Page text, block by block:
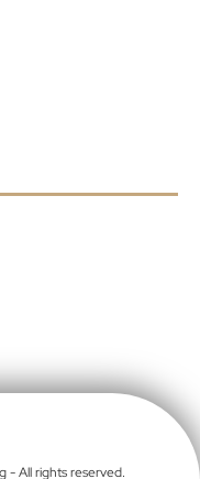
- All rights reserved.